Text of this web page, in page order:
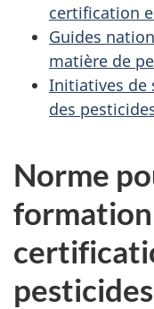
certification
Guides
matière de
Initiatives de
des
Norme